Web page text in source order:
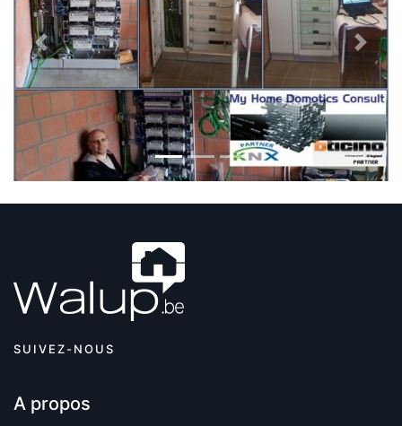
Previous Next
SUIVEZ-NOUS
A propos